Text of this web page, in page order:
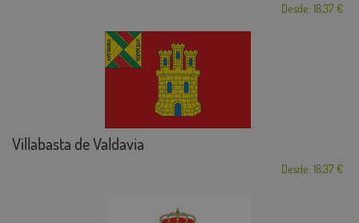
Desde: 18,37 €
Villabasta de Valdavia
Desde: 18,37 €